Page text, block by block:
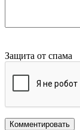
Защита от спама
Комментировать